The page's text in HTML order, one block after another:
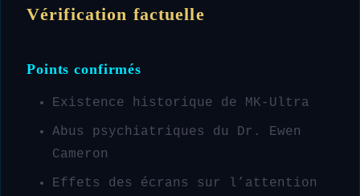
Vérification factuelle
Points confirmés
Existence historique de MK-Ultra
Abus psychiatriques du Dr. Ewen
Cameron
Effets des écrans sur l’attention